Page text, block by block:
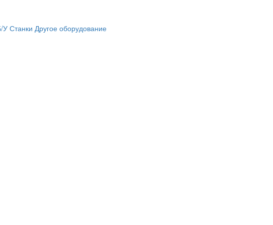
У Станки Другое оборудование